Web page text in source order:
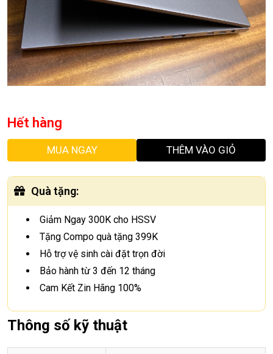
Hết hàng
MUA NGAY THÊM VÀO GIỎ
Quà tặng:
Giảm Ngay 300K cho HSSV
Tặng Compo quà tặng 399K
Hỗ trợ vệ sinh cài đặt trọn đời
Bảo hành từ 3 đến 12 tháng
Cam Kết Zin Hãng 100%
Thông số kỹ thuật